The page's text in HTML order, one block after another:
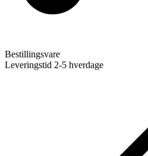
Bestillingsvare
Leveringstid 2-5 hverdage